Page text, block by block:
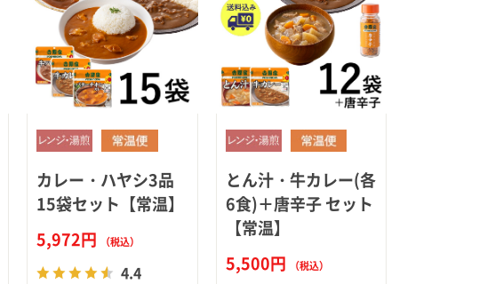
カレー・ハヤシ3品
15袋セット【常温】
5,972円
（税込）
4.4
とん汁・牛カレー(各
6食)＋唐辛子 セット
【常温】
5,500円
（税込）